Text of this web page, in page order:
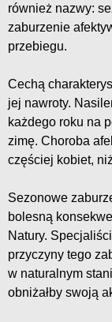
również nazwy:
zaburzenie
przebiegu.
Cechą
jej nawroty.
każdego roku na
zimę. Choroba
częściej kobiet,
Sezonowe
bolesną
Natury.
przyczyny tego
w naturalnym
obniżałby swoją